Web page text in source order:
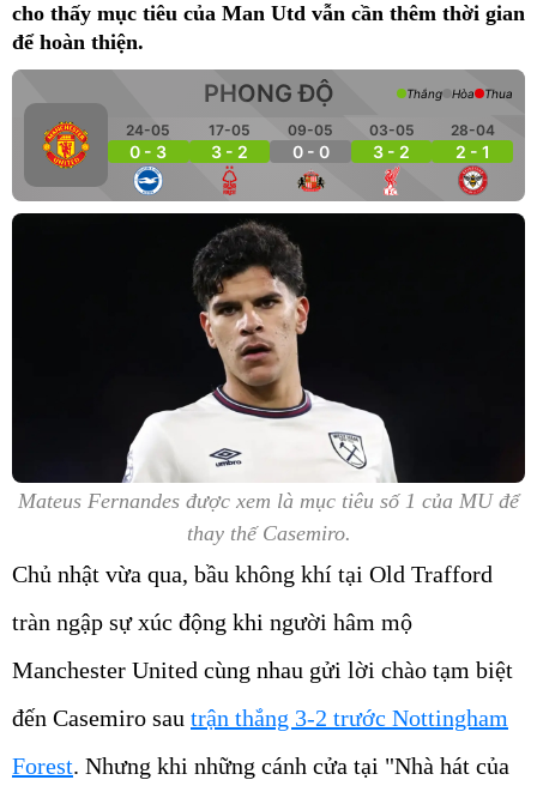
cho thấy mục tiêu của Man Utd vẫn cần thêm thời gian
để hoàn thiện.
PHONG ĐỘ
24-05
0 - 3
17-05
3 - 2
09-05
0 - 0
03-05
3 - 2
28-04
2 - 1
Thắng Hòa Thua
Mateus Fernandes được xem là mục tiêu số 1 của MU để
thay thế Casemiro.
Chủ nhật vừa qua, bầu không khí tại Old Trafford
tràn ngập sự xúc động khi người hâm mộ
Manchester United cùng nhau gửi lời chào tạm biệt
đến Casemiro sau trận thắng 3-2 trước Nottingham
Forest. Nhưng khi những cánh cửa tại "Nhà hát của